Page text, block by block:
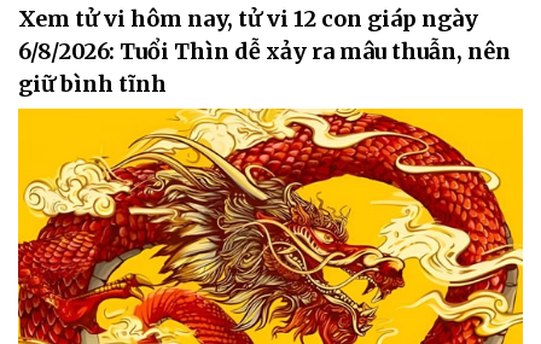
Xem tử vi hôm nay, tử vi 12 con giáp ngày
6/8/2026: Tuổi Thìn dễ xảy ra mâu thuẫn, nên
giữ bình tĩnh